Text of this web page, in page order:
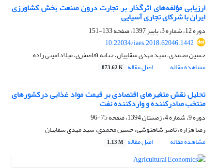
ارزیابی مؤلفه‌های اثرگذار بر تجارت درون صنعت بخش کشاورزی
ایران با شرکای تجاری آسیایی
دوره 12، شماره 3، پاییز 1397، صفحه
133-151
10.22034/iaes.2018.62046.1442
حسین محمدی، سید مهدی سقاییان، حنانه آقاصفری، میلاد امینی زاده
مشاهده مقاله
اصل مقاله 873.62 K
تحلیل نقش متغیرهای اقتصادی بر قیمت مواد غذایی درکشورهای
منتخب صادرکننده و واردکننده نفت
دوره 9، شماره 4، زمستان 1394، صفحه
75-96
رضا هزاره، ناصر شاهنوشی، حسین محمدی، سید مهدی سقاییان
مشاهده مقاله
اصل مقاله 1.13 M